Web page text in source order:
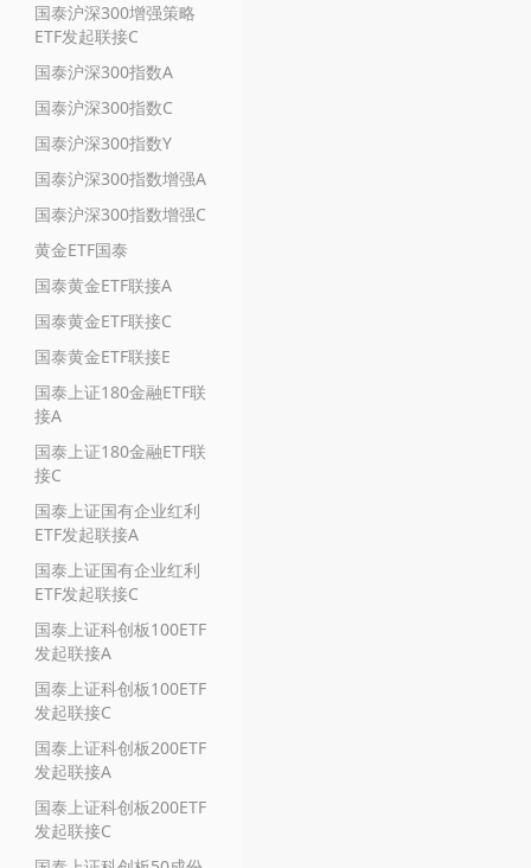
国泰沪深300增强策略
ETF发起联接C
国泰沪深300指数A
国泰沪深300指数C
国泰沪深300指数Y
国泰沪深300指数增强A
国泰沪深300指数增强C
黄金ETF国泰
国泰黄金ETF联接A
国泰黄金ETF联接C
国泰黄金ETF联接E
国泰上证180金融ETF联
接A
国泰上证180金融ETF联
接C
国泰上证国有企业红利
ETF发起联接A
国泰上证国有企业红利
ETF发起联接C
国泰上证科创板100ETF
发起联接A
国泰上证科创板100ETF
发起联接C
国泰上证科创板200ETF
发起联接A
国泰上证科创板200ETF
发起联接C